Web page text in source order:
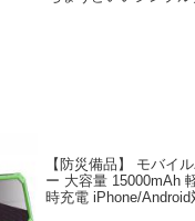
【防災備品】 モバイ
ー 大容量 15000mAh
時充電 iPhone/